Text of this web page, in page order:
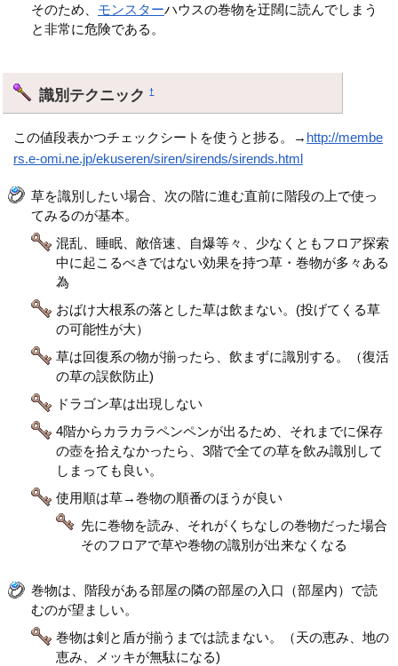
そのため、 モンスターハウスの巻物を迂闊に読んでしまう
と非常に危険である。
識別テクニック†
この値段表かつチェックシートを使うと捗る。→ http://membe
rs.e-omi.ne.jp/ekuseren/siren/sirends/sirends.html
草を識別したい場合、次の階に進む直前に階段の上で使っ
てみるのが基本。
混乱、睡眠、敵倍速、自爆等々、少なくともフロア探索
中に起こるべきではない効果を持つ草・巻物が多々ある
為
おばけ大根系の落とした草は飲まない。(投げてくる草
の可能性が大）
草は回復系の物が揃ったら、飲まずに識別する。（復活
の草の誤飲防止)
ドラゴン草は出現しない
4階からカラカラペンペンが出るため、それまでに保存
の壺を拾えなかったら、3階で全ての草を飲み識別して
しまっても良い。
使用順は草→巻物の順番のほうが良い
先に巻物を読み、それがくちなしの巻物だった場合
そのフロアで草や巻物の識別が出来なくなる
巻物は、階段がある部屋の隣の部屋の入口（部屋内）で読
むのが望ましい。
巻物は剣と盾が揃うまでは読まない。（天の恵み、地の
恵み、メッキが無駄になる)